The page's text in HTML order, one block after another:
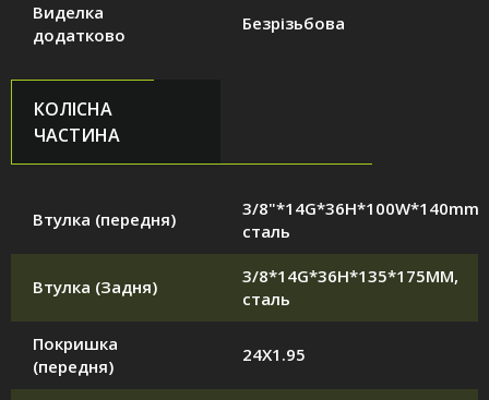
Виделка
додатково
Безрізьбова
КОЛІСНА
ЧАСТИНА
Втулка (передня)
3/8"*14G*36H*100W*140mm,
сталь
Втулка (Задня)
3/8*14G*36H*135*175MM,
сталь
Покришка
(передня)
24X1.95